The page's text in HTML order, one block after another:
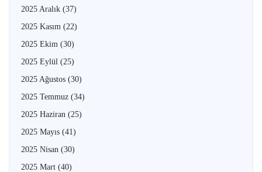
2025 Aralık (37)
2025 Kasım (22)
2025 Ekim (30)
2025 Eylül (25)
2025 Ağustos (30)
2025 Temmuz (34)
2025 Haziran (25)
2025 Mayıs (41)
2025 Nisan (30)
2025 Mart (40)